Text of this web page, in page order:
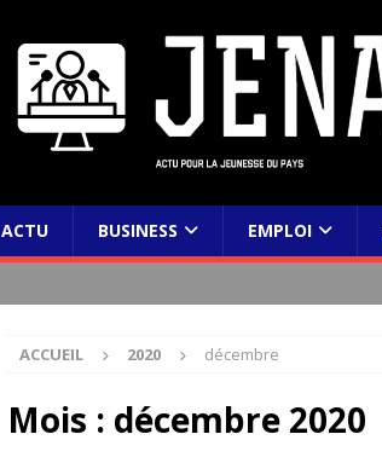
ACTU BUSINESS EMPLOI
ACCUEIL 2020 décembre
Mois : décembre 2020